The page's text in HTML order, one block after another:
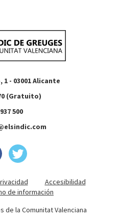
1 - 03001 Alicante
(Gratuito)
500
Accesibilidad
de información
de la Comunitat Valenciana